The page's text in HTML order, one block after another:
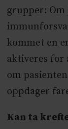
grupper:
kommet en
aktiveres for
om
oppdager
Kan ta